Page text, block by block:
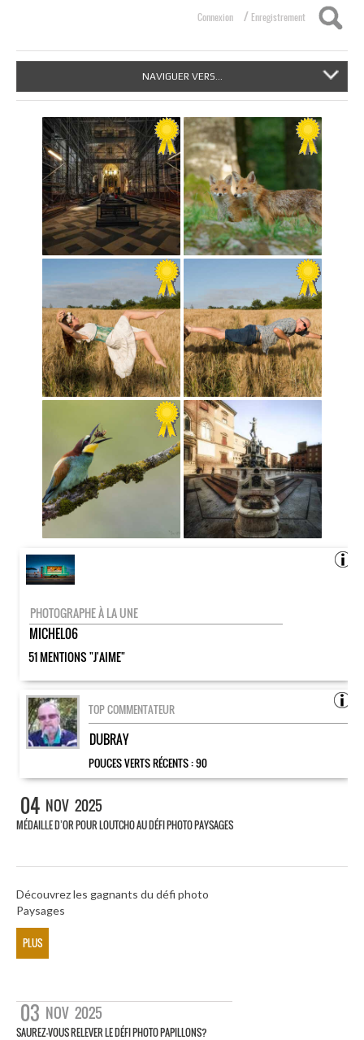
Connexion / Enregistrement
NAVIGUER VERS...
PHOTOGRAPHE À LA UNE
MICHEL06
51 MENTIONS "J'AIME"
TOP COMMENTATEUR
DUBRAY
POUCES VERTS RÉCENTS :90
04 NOV 2025
MÉDAILLE D’OR POUR LOUTCHO AU DÉFI PHOTO PAYSAGES
Découvrez les gagnants du défi photo
Paysages
PLUS
03 NOV 2025
SAUREZ-VOUS RELEVER LE DÉFI PHOTO PAPILLONS?